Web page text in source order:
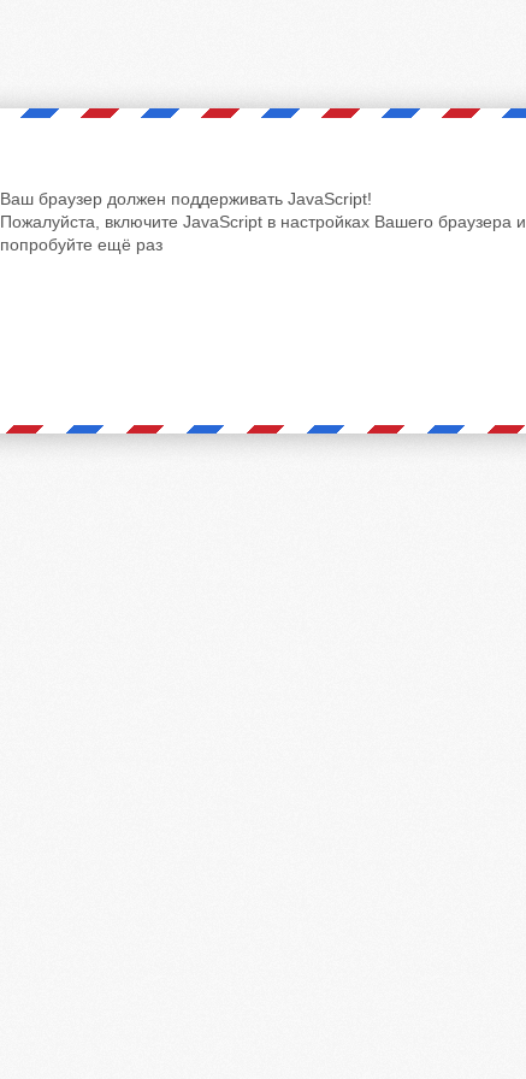
Ваш браузер должен поддерживать JavaScript!
Пожалуйста, включите JavaScript в настройках Вашего браузера и
попробуйте ещё раз